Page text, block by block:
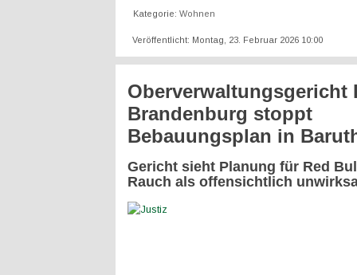
Kategorie: Wohnen
Veröffentlicht: Montag, 23. Februar 2026 10:00
Oberverwaltungsgericht
Brandenburg stoppt
Bebauungsplan in
Gericht sieht Planung für Red
Rauch als offensichtlich